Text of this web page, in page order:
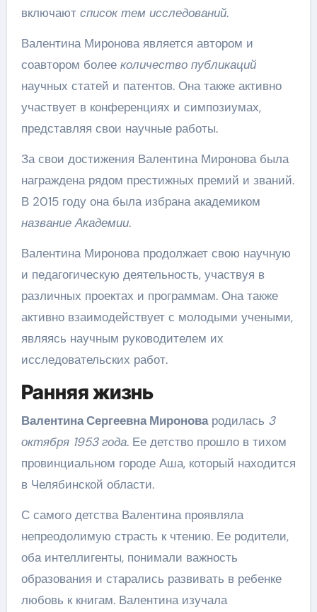
включают список тем исследований.
Валентина Миронова является автором и
соавтором более количество публикаций
научных статей и патентов. Она также активно
участвует в конференциях и симпозиумах,
представляя свои научные работы.
За свои достижения Валентина Миронова была
награждена рядом престижных премий и званий.
В 2015 году она была избрана академиком
название Академии.
Валентина Миронова продолжает свою научную
и педагогическую деятельность, участвуя в
различных проектах и программам. Она также
активно взаимодействует с молодыми учеными,
являясь научным руководителем их
исследовательских работ.
Ранняя жизнь
Валентина Сергеевна Мироновародилась 3
октября 1953 года. Ее детство прошло в тихом
провинциальном городе Аша, который находится
в Челябинской области.
С самого детства Валентина проявляла
непреодолимую страсть к чтению. Ее родители,
оба интеллигенты, понимали важность
образования и старались развивать в ребенке
любовь к книгам. Валентина изучала